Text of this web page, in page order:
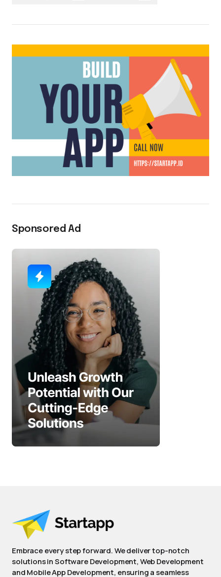
Sponsored Ad
Embrace every step forward. We deliver top-notch
solutions in Software Development, Web Development
and Mobile App Development, ensuring a seamless